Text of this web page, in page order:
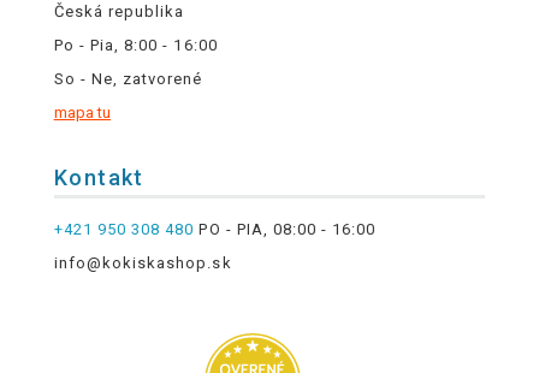
Česká republika
Po - Pia, 8:00 - 16:00
So - Ne, zatvorené
mapa tu
Kontakt
+421 950 308 480 PO - PIA, 08:00 - 16:00
info@kokiskashop.sk